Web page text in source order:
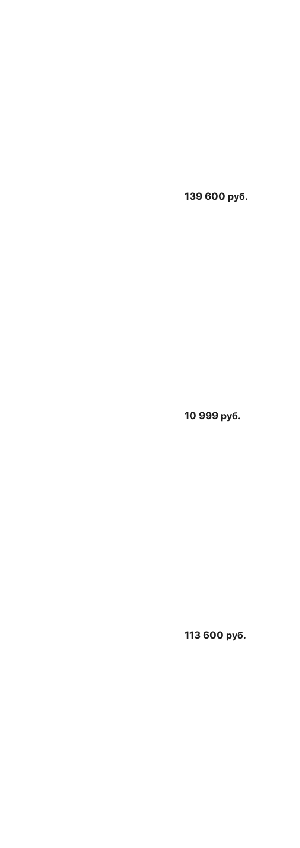
139 600 руб.
10 999 руб.
113 600 руб.